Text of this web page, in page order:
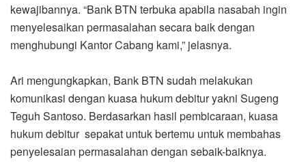
kewajibannya. “Bank BTN terbuka apabila nasabah ingin
menyelesaikan permasalahan secara baik dengan
menghubungi Kantor Cabang kami,” jelasnya.
Ari mengungkapkan, Bank BTN sudah melakukan
komunikasi dengan kuasa hukum debitur yakni Sugeng
Teguh Santoso. Berdasarkan hasil pembicaraan, kuasa
hukum debitur sepakat untuk bertemu untuk membahas
penyelesaian permasalahan dengan sebaik-baiknya.